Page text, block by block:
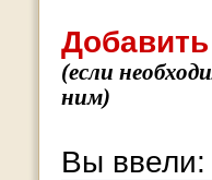
(если
ним)
Вы